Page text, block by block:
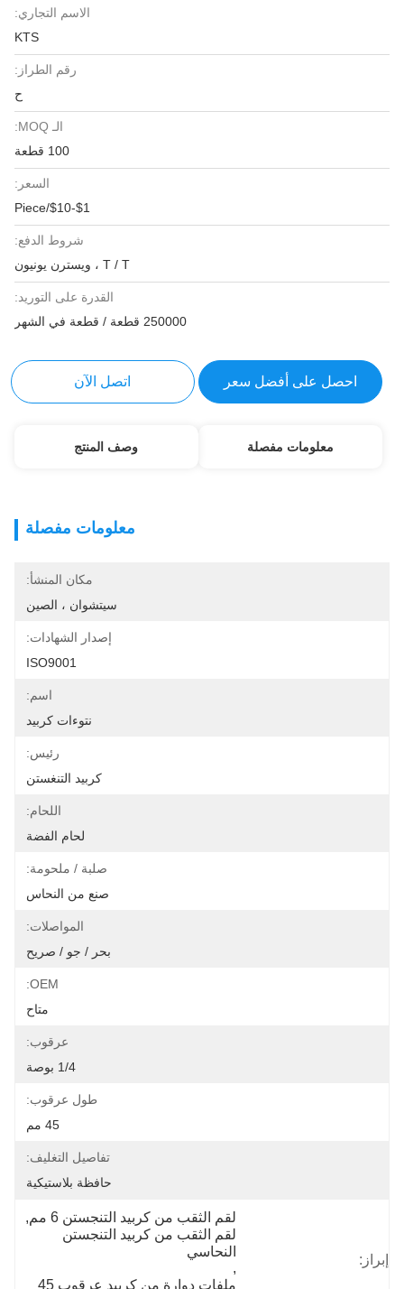
الاسم التجاري:
KTS
رقم الطراز:
ح
الـ MOQ:
100 قطعة
السعر:
$1-$10/Piece
شروط الدفع:
T / T ، ويسترن يونيون
القدرة على التوريد:
250000 قطعة / قطعة في الشهر
احصل على أفضل سعر اتصل الآن
معلومات مفصلة وصف المنتج
معلومات مفصلة
مكان المنشأ:
سيتشوان ، الصين
إصدار الشهادات:
ISO9001
اسم:
نتوءات كربيد
رئيس:
كربيد التنغستن
اللحام:
لحام الفضة
صلبة / ملحومة:
صنع من النحاس
المواصلات:
بحر / جو / صريح
OEM:
متاح
عرقوب:
1/4 بوصة
طول عرقوب:
45 مم
تفاصيل التغليف:
حافظة بلاستيكية
إبراز:
لقم الثقب من كربيد التنجستن 6 مم
,
لقم الثقب من كربيد التنجستن
النحاسي
,
ملفات دوارة من كربيد عرقوب 45